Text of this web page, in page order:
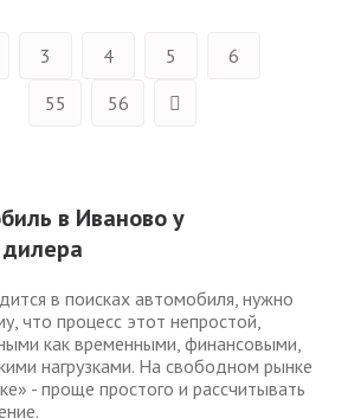
3 4 5
6
55 56
в Иваново у
в поисках автомобиля, нужно
что процесс этот непростой,
как временными, финансовыми,
нагрузками. На свободном рынке
- проще простого и рассчитывать